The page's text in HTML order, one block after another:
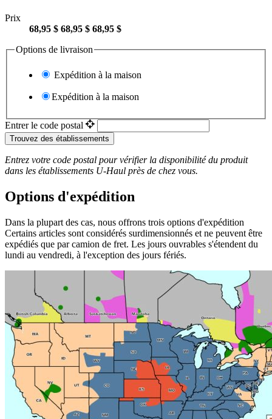
Prix
68,95 $ 68,95 $ 68,95 $
Options de livraison
Expédition à la maison
Expédition à la maison
Entrer le code postal
Trouvez des établissements
Entrez votre code postal pour vérifier la disponibilité du produit
dans les établissements U-Haul près de chez vous.
Options d'expédition
Dans la plupart des cas, nous offrons trois options d'expédition
Certains articles sont considérés surdimensionnés et ne peuvent être
expédiés que par camion de fret. Les jours ouvrables s'étendent du
lundi au vendredi, à l'exception des jours fériés.